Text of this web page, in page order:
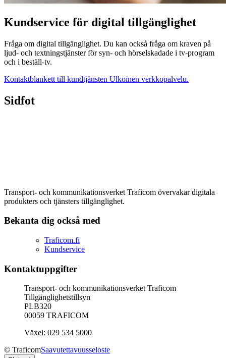
Kundservice för digital tillgänglighet
Fråga om digital tillgänglighet. Du kan också fråga om kraven på
ljud- och textningstjänster för syn- och hörselskadade i tv-program
och i beställ-tv.
Kontaktblankett till kundtjänsten Ulkoinen verkkopalvelu.
Sidfot
Transport- och kommunikationsverket Traficom övervakar digitala
produkters och tjänsters tillgänglighet.
Bekanta dig också med
Traficom.fi
Kundservice
Kontaktuppgifter
Transport- och kommunikationsverket Traficom
Tillgänglighetstillsyn
PLB320
00059 TRAFICOM
Växel: 029 534 5000
© TraficomSaavutettavuusseloste